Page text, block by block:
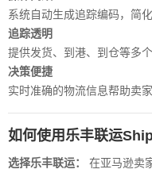
系统自动生成追踪编码，简
追踪透明
提供发货、到港、到仓等多
决策便捷
实时准确的物流信息帮助卖
如何使用乐丰联运
选择乐丰联运：
在亚马逊卖